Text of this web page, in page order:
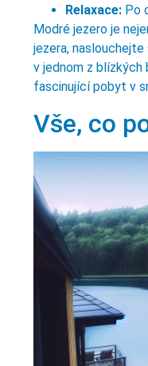
Relaxace: Po
Modré jezero je
jezera,
v jednom z blízkých
fascinující pobyt v
Vše, co